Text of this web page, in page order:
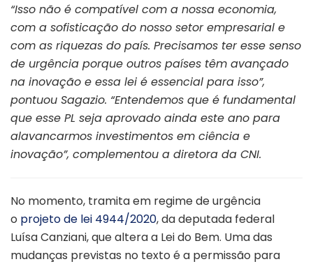
“Isso não é compatível com a nossa economia,
com a sofisticação do nosso setor empresarial e
com as riquezas do país. Precisamos ter esse senso
de urgência porque outros países têm avançado
na inovação e essa lei é essencial para isso”,
pontuou Sagazio. “Entendemos que é fundamental
que esse PL seja aprovado ainda este ano para
alavancarmos investimentos em ciência e
inovação”, complementou a diretora da CNI.
No momento, tramita em regime de urgência
o projeto de lei 4944/2020, da deputada federal
Luísa Canziani, que altera a Lei do Bem. Uma das
mudanças previstas no texto é a permissão para